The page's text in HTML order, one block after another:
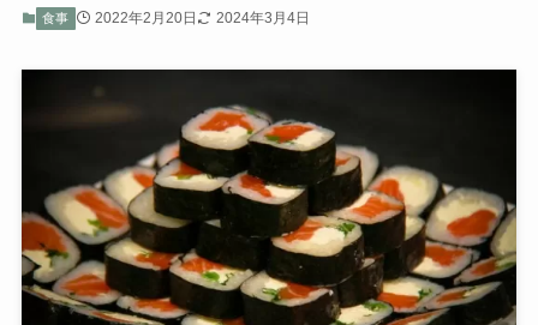
食事 2022年2月20日 2024年3月4日